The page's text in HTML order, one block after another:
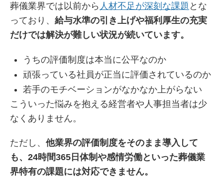
葬儀業界では以前から 人材不足が深刻な課題 とな
っており、 給与水準の引き上げや福利厚生の充実
だけでは解決が難しい状況が続いています。
うちの評価制度は本当に公平なのか
頑張っている社員が正当に評価されているのか
若手のモチベーションがなかなか上がらない
こういった悩みを抱える経営者や人事担当者は少
なくありません。
ただし、 他業界の評価制度をそのまま導入して
も、24時間365日体制や感情労働といった葬儀業
界特有の課題には対応できません。